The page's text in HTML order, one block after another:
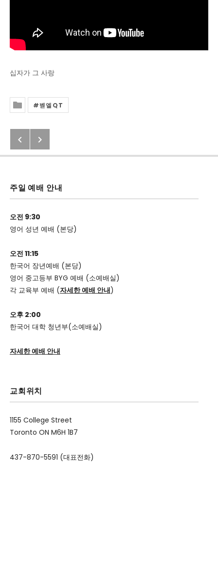
십자가 그 사랑
벧엘QT
Post navigation
Previous: 2020년 11월11일(수) 벧
Next: 2020년11월13일(금) 벧엘
주일 예배 안내
오전 9:30
영어 성년 예배 (본당)
오전 11:15
한국어 장년예배 (본당)
영어 중고등부 BYG 예배 (소예배실)
각 교육부 예배 (자세한 예배 안내)
오후 2:00
한국어 대학 청년부(소예배실)
자세한 예배 안내
교회위치
1155 College Street
Toronto ON M6H 1B7
437-870-5591 (대표전화)